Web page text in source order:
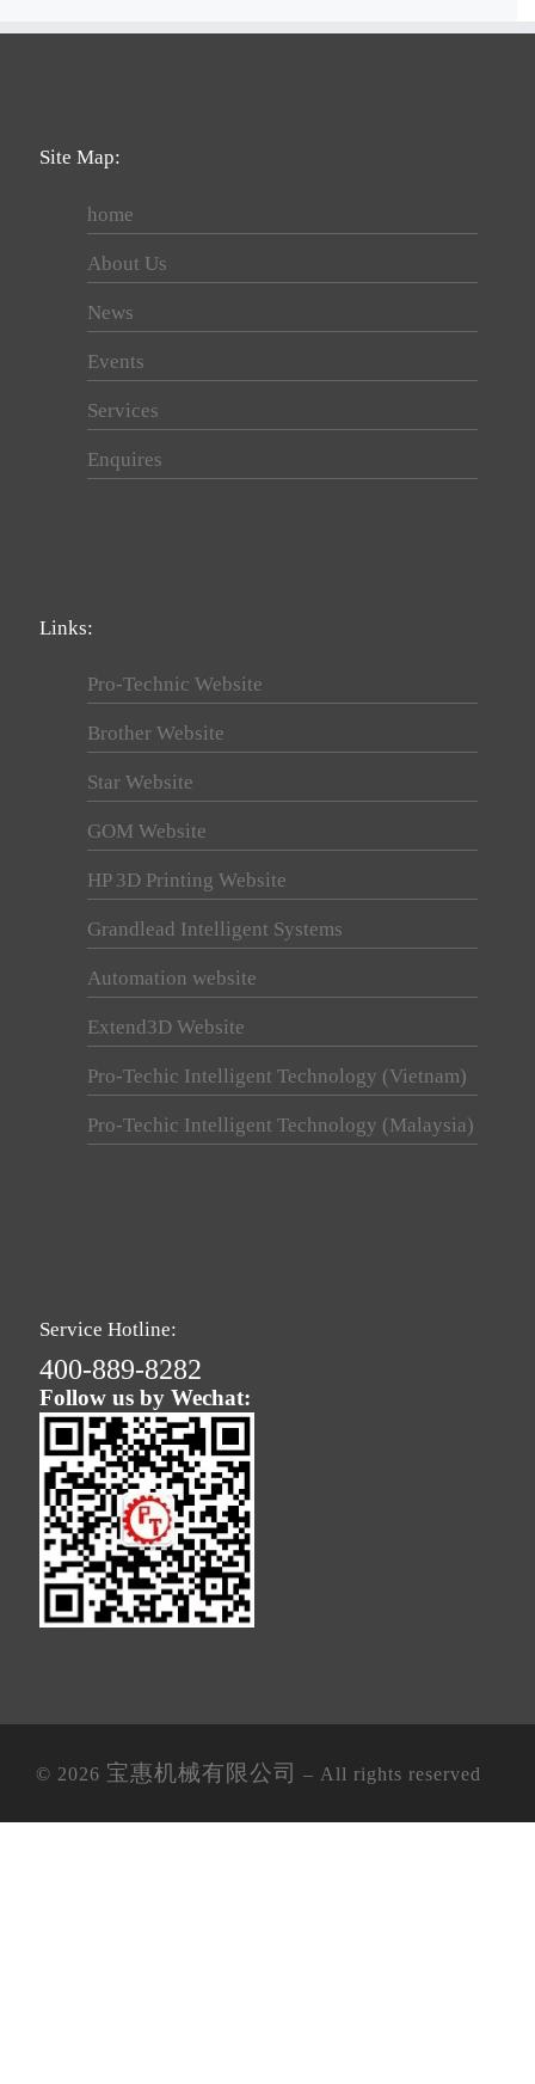
Site Map:
home
About Us
News
Events
Services
Enquires
Links:
Pro-Technic Website
Brother Website
Star Website
GOM Website
HP 3D Printing Website
Grandlead Intelligent Systems
Automation website
Extend3D Website
Pro-Techic Intelligent Technology (Vietnam)
Pro-Techic Intelligent Technology (Malaysia)
Service Hotline:
400-889-8282
Follow us by Wechat:
© 2026 宝惠机械有限公司 – All rights reserved